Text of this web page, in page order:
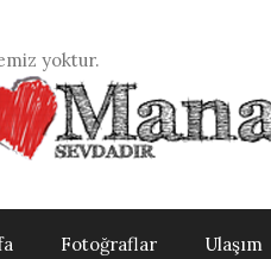
yoktur.
Fotoğraflar Ulaşım